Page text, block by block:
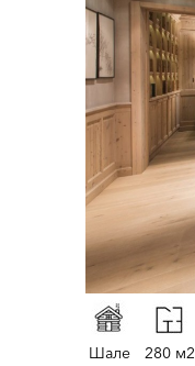
Шале 280 м2